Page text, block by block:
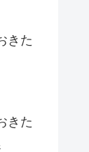
きた
きた